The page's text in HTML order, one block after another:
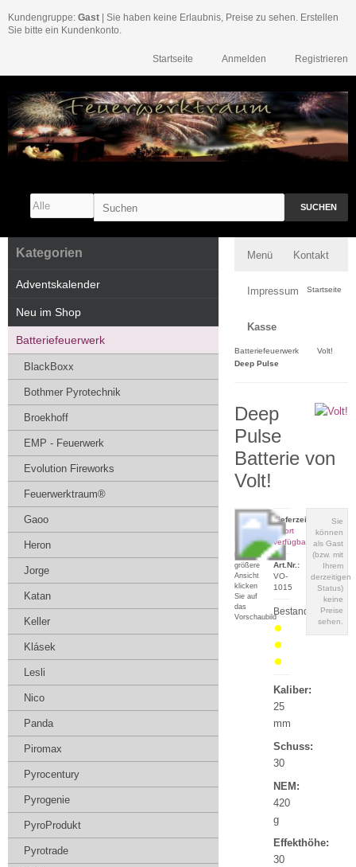
Kundengruppe: Gast | Sie haben keine Erlaubnis, Preise zu sehen. Erstellen
Sie bitte ein Kundenkonto.
Registrieren
Anmelden
Startseite
SUCHEN
Menü Kontakt
Impressum
Kasse
Startseite
Batteriefeuerwerk
Volt!
Deep Pulse
Deep
Pulse
Batterie von
Volt!
Für eine
größere
Ansicht
klicken
Sie auf
das
Vorschaubild
Sie
können
als Gast
(bzw. mit
Ihrem
derzeitigen
Status)
keine
Preise
sehen.
Lieferzeit:
sofort
verfügbar
Art.Nr.:
VO-
1015
Bestand:
Kaliber:
25
mm
Schuss:
30
NEM:
420
g
Effekthöhe:
30
Kategorien
Adventskalender
Neu im Shop
Batteriefeuerwerk
BlackBoxx
Bothmer Pyrotechnik
Broekhoff
EMP - Feuerwerk
Evolution Fireworks
Feuerwerktraum®
Gaoo
Heron
Jorge
Katan
Keller
Klásek
Lesli
Nico
Panda
Piromax
Pyrocentury
Pyrogenie
PyroProdukt
Pyrotrade